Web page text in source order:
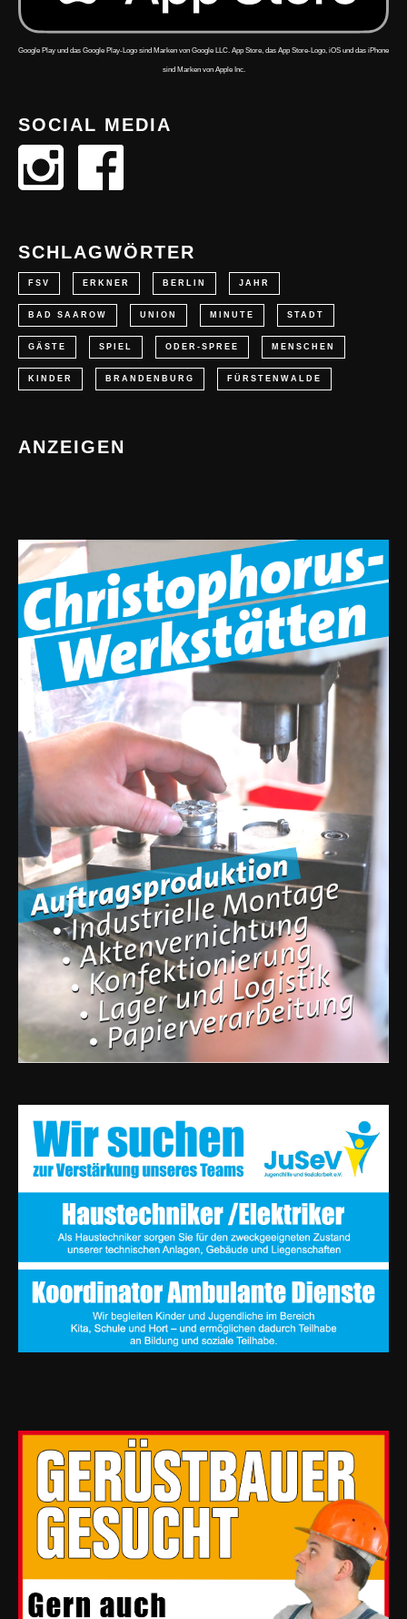
Google Play und das Google Play-Logo sind Marken von Google LLC. App Store, das App Store-Logo, iOS und das iPhone
sind Marken von Apple Inc.
SOCIAL MEDIA
SCHLAGWÖRTER
FSV ERKNER BERLIN JAHR
BAD SAAROW UNION MINUTE STADT
GÄSTE SPIEL ODER-SPREE MENSCHEN
KINDER BRANDENBURG FÜRSTENWALDE
ANZEIGEN